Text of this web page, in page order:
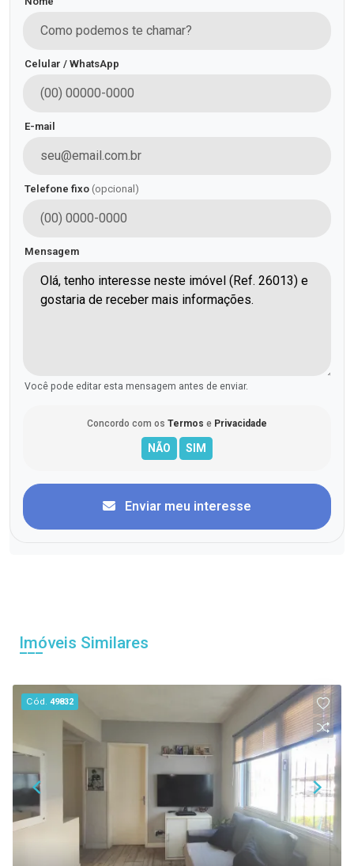
Celular / WhatsApp
E-mail
Telefone fixo (opcional)
Mensagem
Você pode editar esta mensagem antes de enviar.
Concordo com os Termos e Privacidade
Enviar meu interesse
Imóveis Similares
Cód.49832